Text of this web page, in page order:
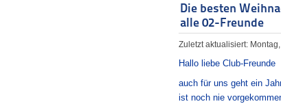
Die besten
alle 02-Freunde
Zuletzt aktualisiert:
Hallo liebe Club-Freunde
auch für uns geht ein
ist noch nie